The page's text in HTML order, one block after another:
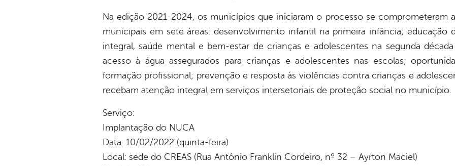
Na edição 2021-2024, os municípios que iniciaram o processo se comprometeram
municipais em sete áreas: desenvolvimento infantil na primeira infância; educação
integral, saúde mental e bem-estar de crianças e adolescentes na segunda
acesso à água assegurados para crianças e adolescentes nas escolas;
formação profissional; prevenção e resposta às violências contra crianças e
recebam atenção integral em serviços intersetoriais de proteção social no município.
Serviço:
Implantação do NUCA
Data: 10/02/2022 (quinta-feira)
Local: sede do CREAS (Rua Antônio Franklin Cordeiro, nº 32 – Ayrton Maciel)